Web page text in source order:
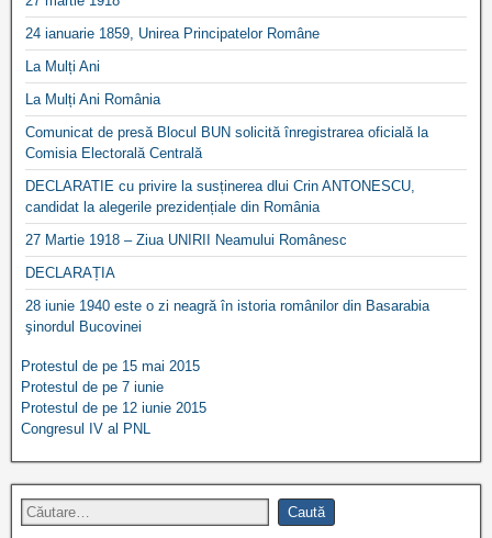
24 ianuarie 1859, Unirea Principatelor Române
La Mulți Ani
La Mulți Ani România
Comunicat de presă Blocul BUN solicită înregistrarea oficială la
Comisia Electorală Centrală
DECLARATIE cu privire la susținerea dlui Crin ANTONESCU,
candidat la alegerile prezidențiale din România
27 Martie 1918 – Ziua UNIRII Neamului Românesc
DECLARAȚIA
28 iunie 1940 este o zi neagră în istoria românilor din Basarabia
şinordul Bucovinei
Protestul de pe 15 mai 2015
Protestul de pe 7 iunie
Protestul de pe 12 iunie 2015
Congresul IV al PNL